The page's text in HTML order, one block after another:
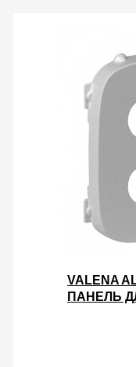
VALENA
ПАНЕЛЬ